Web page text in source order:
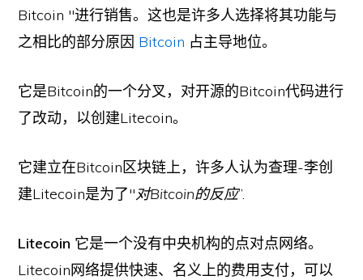
Bitcoin "进行销售。这也是许多人选择将其功能与
之相比的部分原因 Bitcoin 占主导地位。
它是Bitcoin的一个分叉，对开源的Bitcoin代码进行
了改动，以创建Litecoin。
它建立在Bitcoin区块链上，许多人认为查理-李创
建Litecoin是为了"对Bitcoin的反应”.
Litecoin 它是一个没有中央机构的点对点网络。
Litecoin网络提供快速、名义上的费用支付，可以